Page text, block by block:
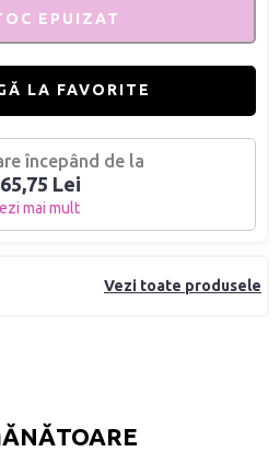
Vezi toate produsele
EPUIZAT
LA FAVORITE
începând de la
Lei
mai mult